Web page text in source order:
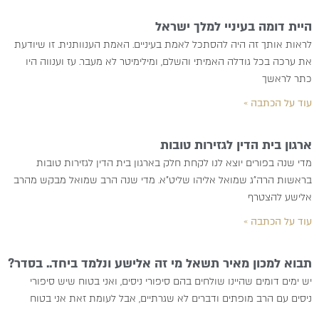
היית דומה בעיניי למלך ישראל
לראות אותך זה היה להסתכל לאמת בעיניים. האמת הענוותנית. זו שיודעת
את ערכה בכל גודלה האמיתי והשלם, ומילימיטר לא מעבר. עז וענווה היו
כתר לראשך
עוד על הכתבה »
ארגון בית הדין לגזירות טובות
מדי שנה בפורים יוצא לנו לקחת חלק בארגון בית הדין לגזירות טובות
בראשות הרה”ג שמואל אליהו שליט”א. מדי שנה הרב שמואל מבקש מהרב
אלישע להצטרף
עוד על הכתבה »
תבוא למכון מאיר תשאל מי זה אלישע ונלמד ביחד.. בסדר?
יש ימים דומים שהיינו שולחים בהם סיפורי ניסים, ואני בטוח שיש סיפורי
ניסים עם הרב מופתים ודברים לא שגרתיים, אבל לעומת זאת אני בטוח